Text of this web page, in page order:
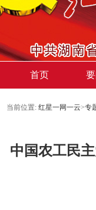
首页
当前位置: 红星一网一云>专
中国农工民